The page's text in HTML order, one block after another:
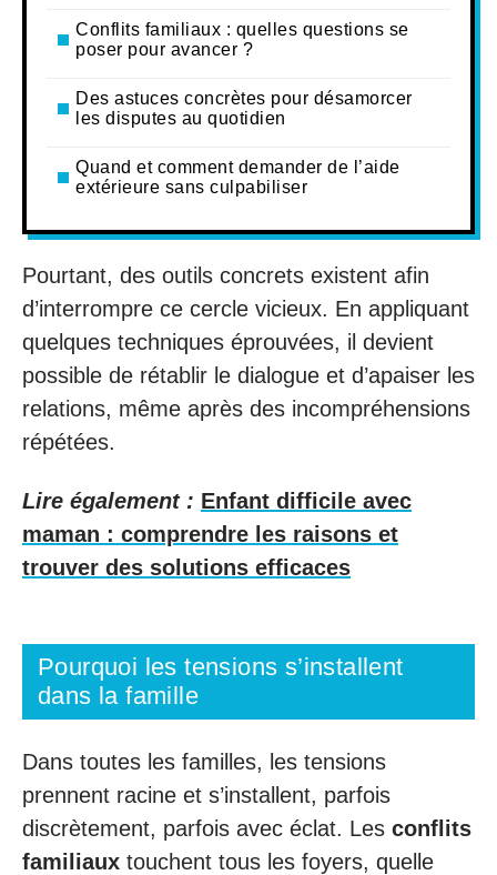
Conflits familiaux : quelles questions se
poser pour avancer ?
Des astuces concrètes pour désamorcer
les disputes au quotidien
Quand et comment demander de l’aide
extérieure sans culpabiliser
Pourtant, des outils concrets existent afin
d’interrompre ce cercle vicieux. En appliquant
quelques techniques éprouvées, il devient
possible de rétablir le dialogue et d’apaiser les
relations, même après des incompréhensions
répétées.
Lire également : Enfant difficile avec
maman : comprendre les raisons et
trouver des solutions efficaces
Pourquoi les tensions s’installent
dans la famille
Dans toutes les familles, les tensions
prennent racine et s’installent, parfois
discrètement, parfois avec éclat. Les conflits
familiaux touchent tous les foyers, quelle